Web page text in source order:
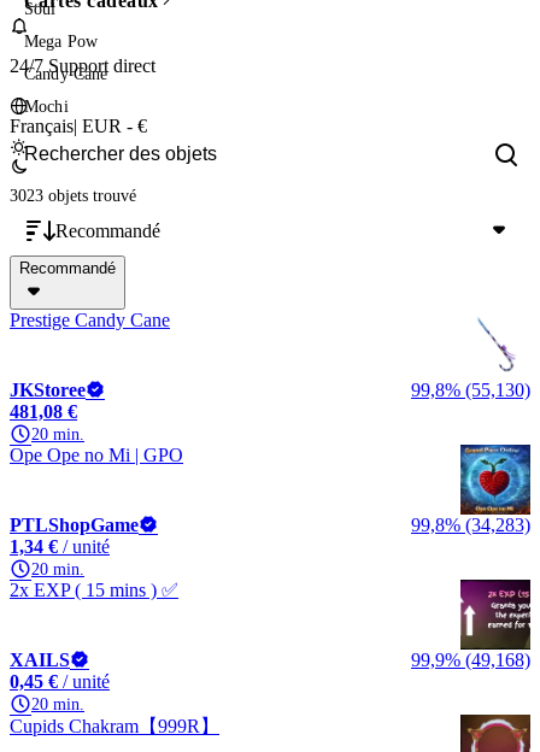
24/7 Support direct
Français| EUR - €
Soul
Mega Pow
Candy Cane
Mochi
3023 objets trouvé
Recommandé
Recommandé
Prestige Candy Cane
JKStoree
99,8% (55,130)
481,08 €
20 min.
Ope Ope no Mi | GPO
PTLShopGame
99,8% (34,283)
1,34 € / unité
20 min.
2x EXP ( 15 mins ) ✅
XAILS
99,9% (49,168)
0,45 € / unité
20 min.
Cupids Chakram【999R】